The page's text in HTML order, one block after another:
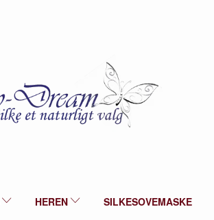
HEREN SILKESOVEMASKE